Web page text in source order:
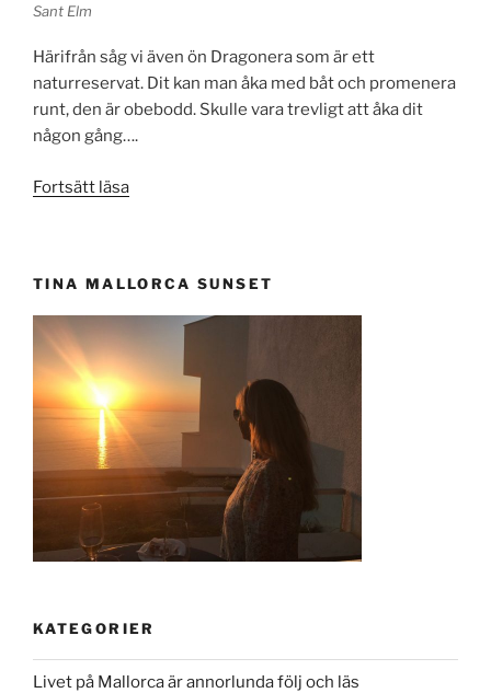
Sant Elm
Härifrån såg vi även ön Dragonera som är ett
naturreservat. Dit kan man åka med båt och promenera
runt, den är obebodd. Skulle vara trevligt att åka dit
någon gång….
Fortsätt läsa”Trip
i
januari
offseason”
TINA MALLORCA SUNSET
KATEGORIER
Livet på Mallorca är annorlunda följ och läs